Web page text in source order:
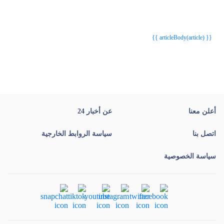
{{ articleBody(article) }}
أعلن معنا عن أخبار 24
اتصل بنا سياسة الروابط الخارجية
سياسة الخصوصية